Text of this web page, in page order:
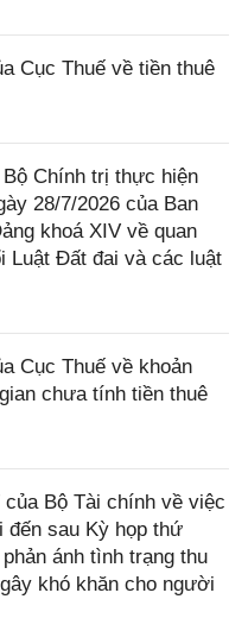
Cục Thuế về tiền thuê
Chính trị thực hiện
28/7/2026 của Ban
khoá XIV về quan
Luật Đất đai và các luật
Cục Thuế về khoản
chưa tính tiền thuê
Bộ Tài chính về việc
sau Kỳ họp thứ
ánh tình trạng thu
khó khăn cho người